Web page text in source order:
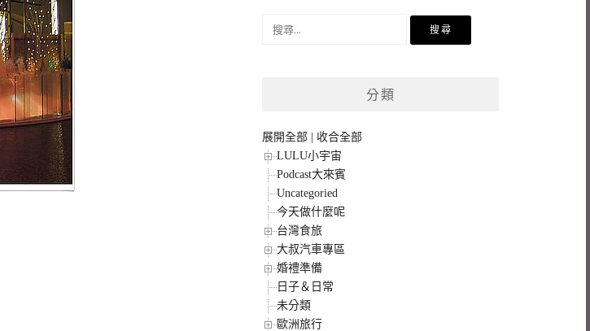
分類
展開全部
收合全部
LULU小宇宙
Podcast大來賓
Uncategoried
今天做什麼呢
台灣食旅
大叔汽車專區
婚禮準備
日子＆日常
未分類
歐洲旅行